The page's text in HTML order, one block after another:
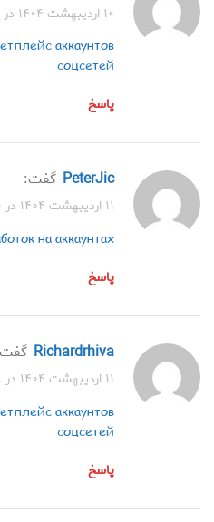
۱۰ اردیبهشت ۱۴۰۴ در ۱۱:۴۶ ب.ظ
аккаунтов
соцсетей
پاسخ
PeterJic گفت:
۱۱ اردیبهشت ۱۴۰۴ در ۹:۰۰ ب.ظ
на аккаунтах
پاسخ
Richardrhiva
۱۱ اردیبهشت ۱۴۰۴ در ۹:۴۸ ب.ظ
аккаунтов
соцсетей
پاسخ